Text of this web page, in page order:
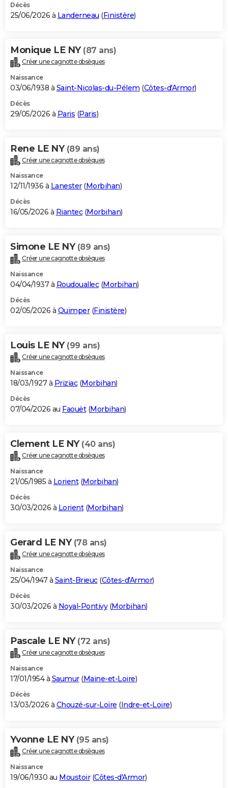
Décès
25/06/2026 à Landerneau (Finistère)
Monique LE NY (87 ans)
Créer une cagnotte obsèques
Naissance
03/06/1938 à Saint-Nicolas-du-Pélem (Côtes-d'Armor)
Décès
29/05/2026 à Paris (Paris)
Rene LE NY (89 ans)
Créer une cagnotte obsèques
Naissance
12/11/1936 à Lanester(Morbihan)
Décès
16/05/2026 à Riantec(Morbihan)
Simone LE NY (89 ans)
Créer une cagnotte obsèques
Naissance
04/04/1937 à Roudouallec(Morbihan)
Décès
02/05/2026 à Quimper(Finistère)
Louis LE NY (99 ans)
Créer une cagnotte obsèques
Naissance
18/03/1927 à Priziac(Morbihan)
Décès
07/04/2026 au Faouët(Morbihan)
Clement LE NY (40 ans)
Créer une cagnotte obsèques
Naissance
21/05/1985 à Lorient(Morbihan)
Décès
30/03/2026 à Lorient(Morbihan)
Gerard LE NY (78 ans)
Créer une cagnotte obsèques
Naissance
25/04/1947 à Saint-Brieuc(Côtes-d'Armor)
Décès
30/03/2026 à Noyal-Pontivy(Morbihan)
Pascale LE NY (72 ans)
Créer une cagnotte obsèques
Naissance
17/01/1954 à Saumur(Maine-et-Loire)
Décès
13/03/2026 à Chouzé-sur-Loire (Indre-et-Loire)
Yvonne LE NY (95 ans)
Créer une cagnotte obsèques
Naissance
19/06/1930 au Moustoir(Côtes-d'Armor)